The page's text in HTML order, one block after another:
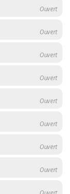
Ouvert
Ouvert
Ouvert
Ouvert
Ouvert
Ouvert
Ouvert
Ouvert